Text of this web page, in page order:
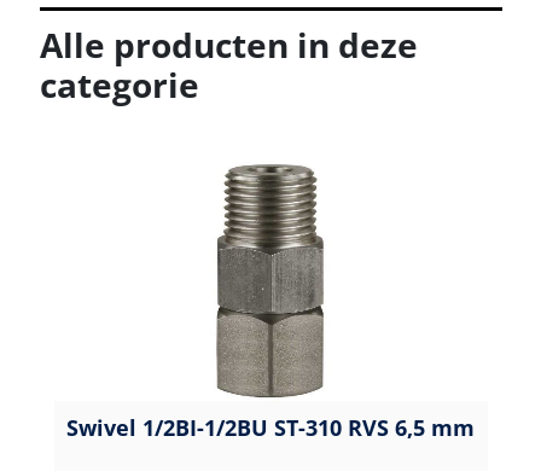
Alle producten in deze
categorie
Swivel 1/2BI-1/2BU ST-310 RVS 6,5 mm